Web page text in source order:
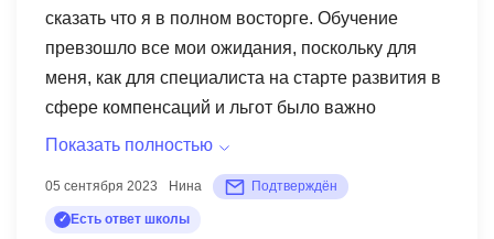
сказать что я в полном восторге. Обучение
превзошло все мои ожидания, поскольку для
меня, как для специалиста на старте развития в
сфере компенсаций и льгот было важно
погрузиться в системы грейдирования,
налогообложению, связанному с мотивацией,
понять из каких критериев складывается
Показать полностью
05 сентября 2023 Нина Подтверждён
Есть ответ школы